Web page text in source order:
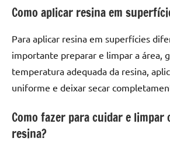
Como aplicar resina em
Para aplicar resina em superfícies
importante preparar e limpar a área,
temperatura adequada da resina,
uniforme e deixar secar
Como fazer para cuidar e limpar
resina?